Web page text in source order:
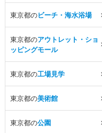
東京都のビーチ・海水浴場
東京都のアウトレット・ショ
ッピングモール
東京都の工場見学
東京都の美術館
東京都の公園